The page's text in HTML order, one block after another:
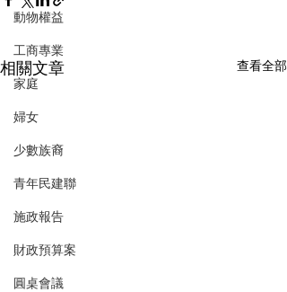
動物權益
工商專業
家庭
婦女
少數族裔
青年民建聯
施政報告
財政預算案
圓桌會議
相關文章 查看全部